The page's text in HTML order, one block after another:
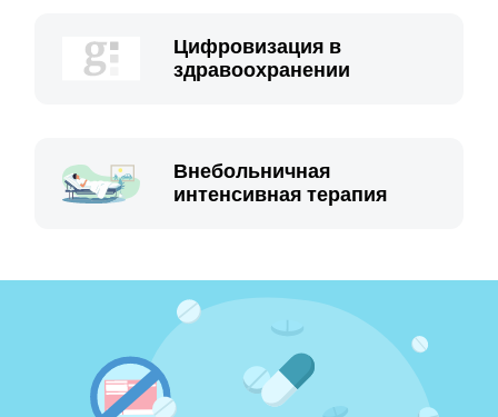
Цифровизация в
здравоохранении
Внебольничная
интенсивная терапия